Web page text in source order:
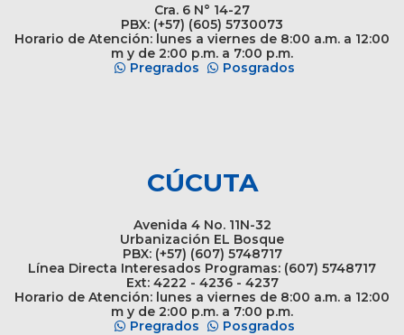
Cra. 6 N° 14-27
PBX: (+57) (605) 5730073
Horario de Atención: lunes a viernes de 8:00 a.m. a 12:00
m y de 2:00 p.m. a 7:00 p.m.
Pregrados
Posgrados
CÚCUTA
Avenida 4 No. 11N-32
Urbanización EL Bosque
PBX: (+57) (607) 5748717
Línea Directa Interesados Programas: (607) 5748717
Ext: 4222 - 4236 - 4237
Horario de Atención: lunes a viernes de 8:00 a.m. a 12:00
m y de 2:00 p.m. a 7:00 p.m.
Pregrados
Posgrados